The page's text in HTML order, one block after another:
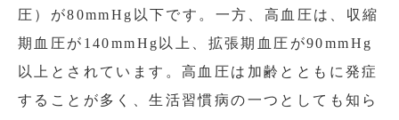
圧）が80mmHg以下です。一方、高血圧は、収縮
期血圧が140mmHg以上、拡張期血圧が90mmHg
以上とされています。高血圧は加齢とともに発症
することが多く、生活習慣病の一つとしても知ら